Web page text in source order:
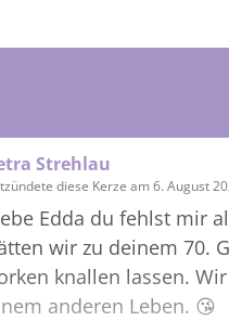
Strehlau
diese Kerze am 6. August
Edda du fehlst mir
wir zu deinem 70.
knallen lassen.
anderen Leben. 😘